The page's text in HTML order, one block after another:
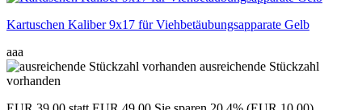
Kartuschen Kaliber 9x17 für Viehbetäubungsapparate Gelb
aaa
ausreichende Stückzahl
vorhanden